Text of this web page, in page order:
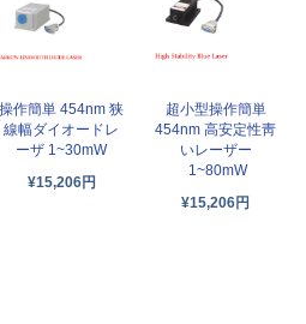
操作簡単 454nm 狭
線幅ダイオードレ
ーザ 1~30mW
¥15,206円
超小型操作簡単
454nm 高安定性靑
いレーザー
1~80mW
¥15,206円